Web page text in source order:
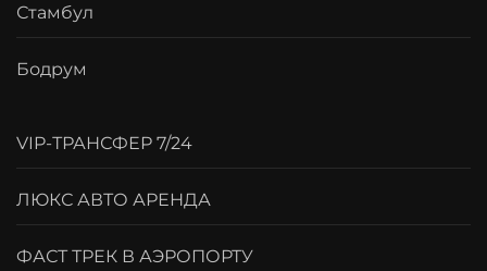
Стамбул
Бодрум
VIP-ТРАНСФЕР 7/24
ЛЮКС АВТО АРЕНДА
ФАСТ ТРЕК В АЭРОПОРТУ